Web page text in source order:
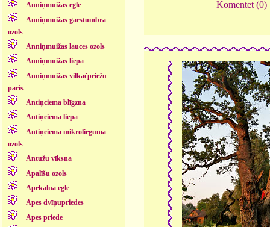
Anniņmuižas egle
Anniņmuižas garstumbra
ozols
Anniņmuižas lauces ozols
Anniņmuižas liepa
Anniņmuižas vilkačpriežu
pāris
Antiņciema blīgzna
Antiņciema liepa
Antiņciema mikrolieguma
ozols
Antužu vīksna
Apalīšu ozols
Apekalna egle
Apes dvīņupriedes
Apes priede
Komentēt (0)